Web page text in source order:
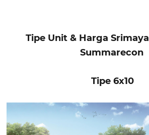
Tipe Unit & Harga
Summarecon
Tipe 6x10